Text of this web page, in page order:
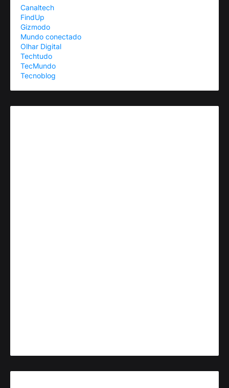
Canaltech
FindUp
Gizmodo
Mundo conectado
Olhar Digital
Techtudo
TecMundo
Tecnoblog